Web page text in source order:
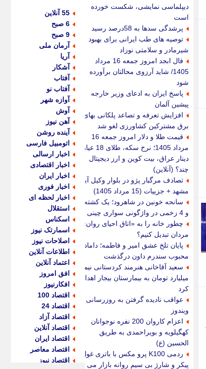
دیپلماسی نمایشی، شکست خورده
است
پرشدگی سدها به 58درصد رسید
توصیه های طب ایرانی برای بهبود
شیرمادر و سلامتی نوزاد
فال ابجد امروز جمعه 16 مرداد
1405/ شاید آرزوی محالتان برآورده
شود
پاسخ ایران به ادعای وزیر خارجه
پیشین آلمان
افزایش تعرفه و تصاعد پلکانی بهای
برق مشترکین کشاورزی لغو شد
قیمت طلا و دلار امروز جمعه 16
مرداد 1405؛ نرخ سکه، طلای 18 عیار،
دینار عراق، بیت کوین و ارز دیجیتال
چند؟ (آنلاین)
تصادف مرگبار پژو در بلوار وکیل آباد
مشهد + جزییات (15 مرداد 1405)
سانحه خونین در شاهرود؛ یک کشته
و 4 زخمی در واژگونی سواری چینی
چطور خانه را به «اتاق احیای روان»
مردان تبدیل کنیم؟
پایان تلخ عشق امیر و فاطمه؛ داماد
محبوب سندرم داون درگذشت
سعید آقاخانی هنرمند کردستانی نیم
میلیارد تومان به بیمارستان بیجار اهدا
کرد
عواقب نادیده گرفتن به روزرسانی
ویندوز
اعزام کاروان 200 نفره نوجوانان
کهگیلویه و بویراحمدی به طریق
الحسین (ع)
ردمی K100 پرو مکس با باتری غول
پیکر و شارژ بی سیم روانه بازار می
55 آنلاین
6 صبح
9 صبح
آرمان ملی
آریا
آشکار
آفتاب
آفتاب نو
آوازه شهر
آوش
آهن نیوز
آینده روشن
اتومبیل فارسی
اخبار ارسالی
اخبار اقتصادی
اخبار ایران
اخبار فوری
اخبار لحظه ای
استقلال
اسکناس
اسمارتک نیوز
اصلاحات نیوز
اطلاعات آنلاین
اعتماد آنلاین
افق امروز
افکارنیوز
اقتصاد 100
اقتصاد 24
اقتصاد آزاد
اقتصاد آنلاین
اقتصاد ایران
اقتصاد معاصر
اقتصاد نیوز